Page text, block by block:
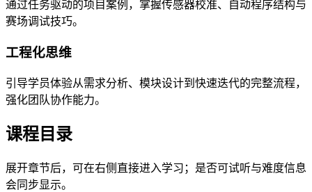
通过任务驱动的项目案例，掌握传感器校准、自动程序结构与
赛场调试技巧。
工程化思维
引导学员体验从需求分析、模块设计到快速迭代的完整流程，
强化团队协作能力。
课程目录
展开章节后，可在右侧直接进入学习；是否可试听与难度信息
会同步显示。